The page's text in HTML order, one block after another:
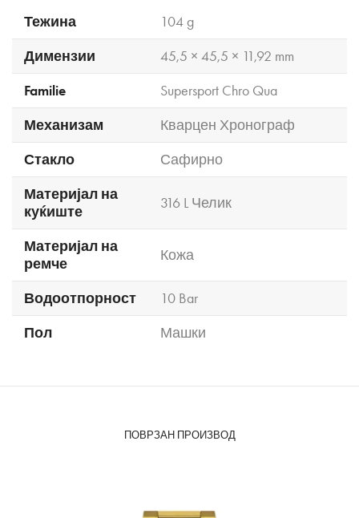
Тежина
104 g
Димензии
45,5 × 45,5 × 11,92 mm
Familie
Supersport Chro Qua
Механизам
Кварцен Хронограф
Стакло
Сафирно
Материјал на
куќиште
316 L Челик
Материјал на
ремче
Кожа
Водоотпорност
10 Bar
Пол
Машки
ПОВРЗАН ПРОИЗВОД